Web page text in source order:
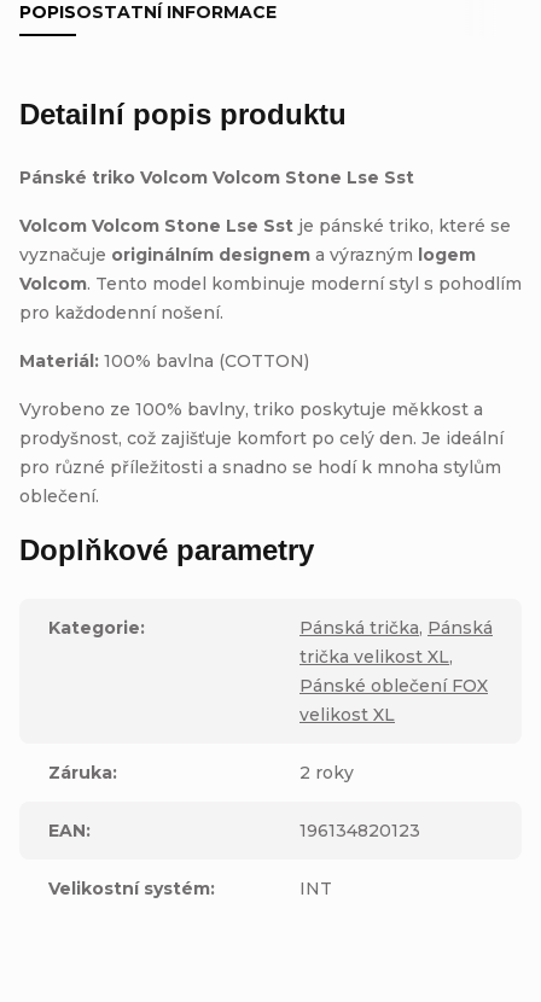
POPISOSTATNÍ INFORMACE
Detailní popis produktu
Pánské triko Volcom Volcom Stone Lse Sst
Volcom Volcom Stone Lse Sst je pánské triko, které se
vyznačuje originálním designem a výrazným logem
Volcom. Tento model kombinuje moderní styl s pohodlím
pro každodenní nošení.
Materiál: 100% bavlna (COTTON)
Vyrobeno ze 100% bavlny, triko poskytuje měkkost a
prodyšnost, což zajišťuje komfort po celý den. Je ideální
pro různé příležitosti a snadno se hodí k mnoha stylům
oblečení.
Doplňkové parametry
Kategorie: Pánská trička, Pánská
trička velikost XL,
Pánské oblečení FOX
velikost XL
Záruka: 2 roky
EAN: 196134820123
Velikostní systém: INT